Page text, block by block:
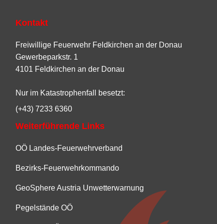
Kontakt
Freiwillige Feuerwehr Feldkirchen an der Donau
Gewerbeparkstr. 1
4101 Feldkirchen an der Donau
Nur im Katastrophenfall besetzt:
(+43) 7233 6360
Weiterführende Links
OÖ Landes-Feuerwehrverband
Bezirks-Feuerwehrkommando
GeoSphere Austria Unwetterwarnung
Pegelstände OÖ